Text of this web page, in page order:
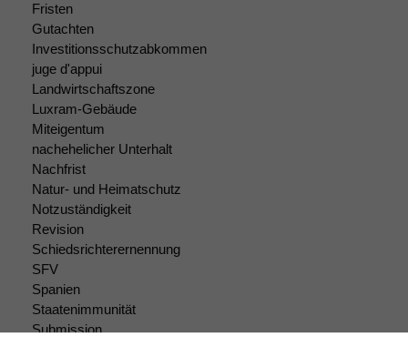
Fristen
Gutachten
Investitionsschutzabkommen
juge d'appui
Landwirtschaftszone
Luxram-Gebäude
Miteigentum
nachehelicher Unterhalt
Nachfrist
Natur- und Heimatschutz
Notzuständigkeit
Revision
Schiedsrichterernennung
SFV
Spanien
Staatenimmunität
Submission
Website nicht